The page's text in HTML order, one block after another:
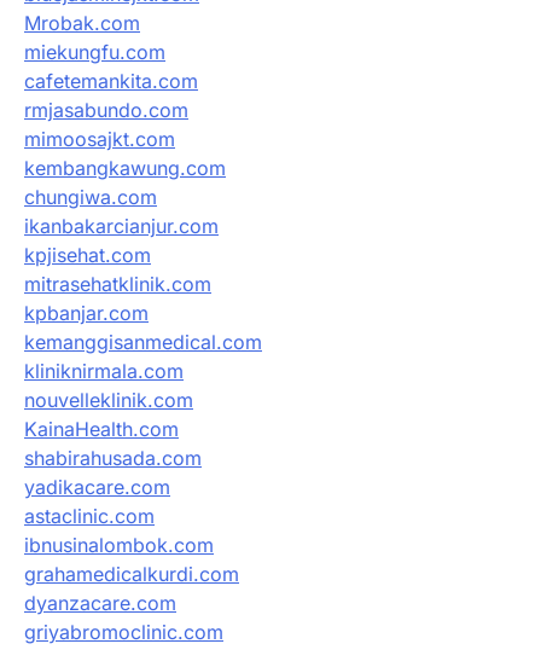
Mrobak.com
miekungfu.com
cafetemankita.com
rmjasabundo.com
mimoosajkt.com
kembangkawung.com
chungiwa.com
ikanbakarcianjur.com
kpjisehat.com
mitrasehatklinik.com
kpbanjar.com
kemanggisanmedical.com
kliniknirmala.com
nouvelleklinik.com
KainaHealth.com
shabirahusada.com
yadikacare.com
astaclinic.com
ibnusinalombok.com
grahamedicalkurdi.com
dyanzacare.com
griyabromoclinic.com